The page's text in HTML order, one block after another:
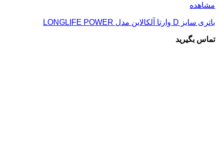
مشاهده
باتری سایز D وارتا آلکالاین مدل LONGLIFE POWER
تماس بگیرید